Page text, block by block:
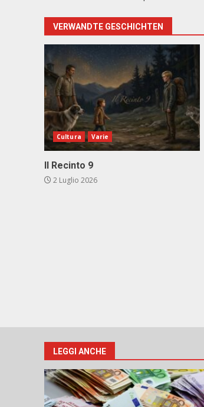
VERWANDTE GESCHICHTEN
Cultura Varie
Il Recinto 9
2 Luglio 2026
LEGGI ANCHE